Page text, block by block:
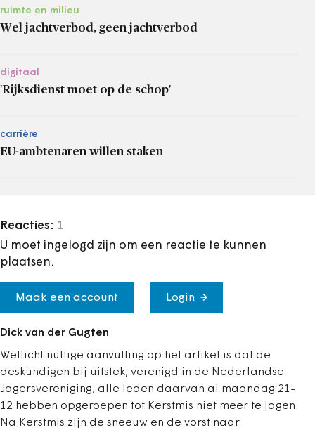
ruimte en milieu
Wel jachtverbod, geen jachtverbod
digitaal
'Rijksdienst moet op de schop'
carrière
EU-ambtenaren willen staken
Reacties: 1
U moet ingelogd zijn om een reactie te kunnen
plaatsen.
Maak een account Login
Dick van der Gugten
Wellicht nuttige aanvulling op het artikel is dat de
deskundigen bij uitstek, verenigd in de Nederlandse
Jagersvereniging, alle leden daarvan al maandag 21-
12 hebben opgeroepen tot Kerstmis niet meer te jagen.
Na Kerstmis zijn de sneeuw en de vorst naar